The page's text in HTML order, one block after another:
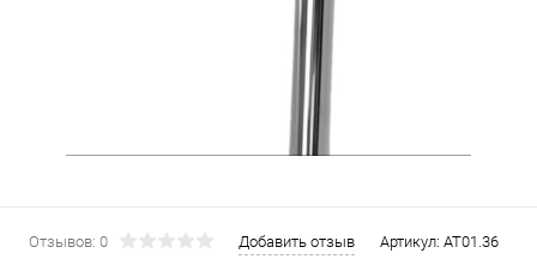
Отзывов: 0 Добавить отзыв Артикул: AT01.36